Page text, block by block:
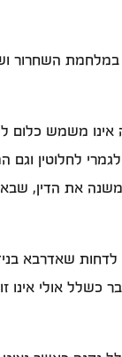
במלחמת השחרור
משמש כלום
לגמרי
את הדין,
שאדרבא
כשלל אולי אינו